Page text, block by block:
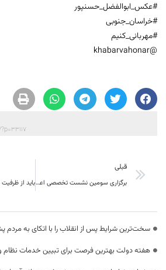
#عکس_ابوالفضل_حسنپور
#خراسان_جنوبی
#مهربانی_کنیم
@khabarvahonar
قبلی
برگزاری سومین نشست تخصصی اعضای شورای آموزش وپرورش شهرستان طبس
سخت‌ترین شرایط پس از انقلاب را با اتکای به
هفته دولت بهترین فرصت برای تبیین خدمات نظام